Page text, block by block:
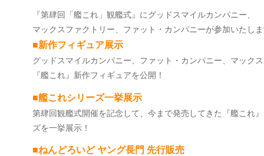
『第肆回「艦これ」観艦式』にグッドスマイルカンパニー、
マックスファクトリー、ファット・カンパニーが参加いたし
■新作フィギュア展示
グッドスマイルカンパニー、ファット・カンパニー、マック
『艦これ』新作フィギュアを公開！
■艦これシリーズ一挙展示
第肆回観艦式開催を記念して、今まで発売してきた『艦これ
ズを一挙展示！
■ねんどろいど ヤング長門 先行販売